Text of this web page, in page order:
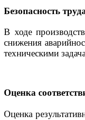
Безопасность
В ходе
снижения
техническими
Оценка
Оценка